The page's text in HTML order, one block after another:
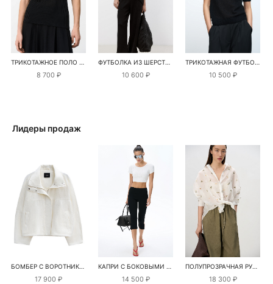
ТРИКОТАЖНОЕ ПОЛО ИЗ ШЕРСТИ
8 700 ₽
ФУТБОЛКА ИЗ ШЕРСТИ С ДОБАВЛЕНИЕМ КАШЕМИРА
10 600 ₽
ТРИКОТАЖНАЯ ФУТБОЛКА ПОЛО
10 500 ₽
Лидеры продаж
БОМБЕР С ВОРОТНИКОМ-СТОЙКОЙ
17 900 ₽
КАПРИ С БОКОВЫМИ РАЗРЕЗАМИ
14 500 ₽
ПОЛУПРОЗРАЧНАЯ РУБАШКА С РОМАШКАМИ
18 300 ₽